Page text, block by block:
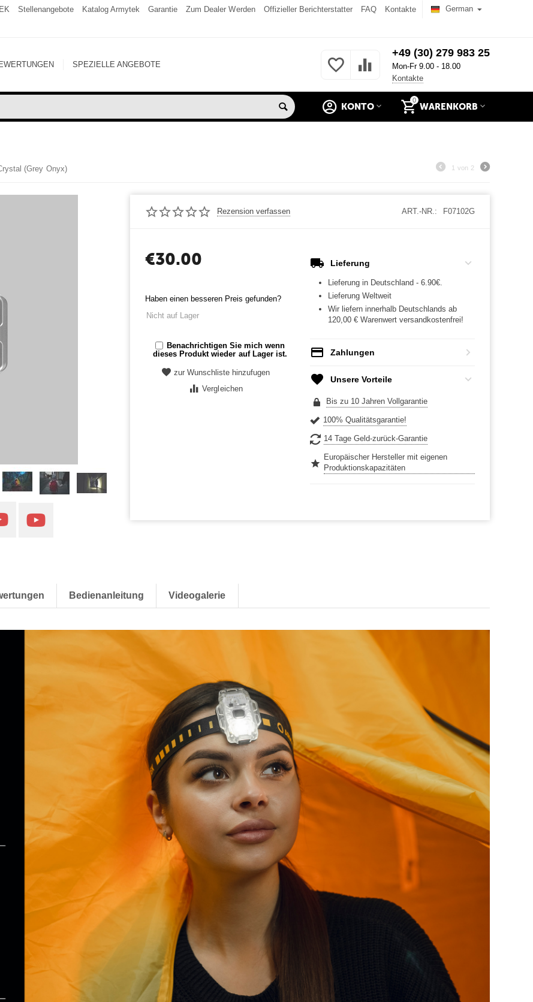
German
Stellenangebote Katalog Armytek Garantie Zum Dealer Werden Offizieller Berichterstatter FAQ Kontakte
SPEZIELLE ANGEBOTE
+49 (30) 279 983 25
Mon-Fr 9.00 - 18.00
Kontakte
0
WARENKORB
KONTO
(Grey Onyx) 1 von 2
Rezension verfassen ART.-NR.: F07102G
€30.00
Haben einen besseren Preis gefunden?
Nicht auf Lager
Benachrichtigen Sie mich wenn
dieses Produkt wieder auf Lager ist.
zur Wunschliste hinzufugen
Vergleichen
Lieferung
Lieferung in Deutschland - 6.90€.
Lieferung Weltweit
Wir liefern innerhalb Deutschlands ab
120,00 € Warenwert versandkostenfrei!
Zahlungen
Unsere Vorteile
Bis zu 10 Jahren Vollgarantie
100% Qualitätsgarantie!
14 Tage Geld-zurück-Garantie
Europäischer Hersteller mit eigenen
Produktionskapazitäten
Bedienanleitung Videogalerie